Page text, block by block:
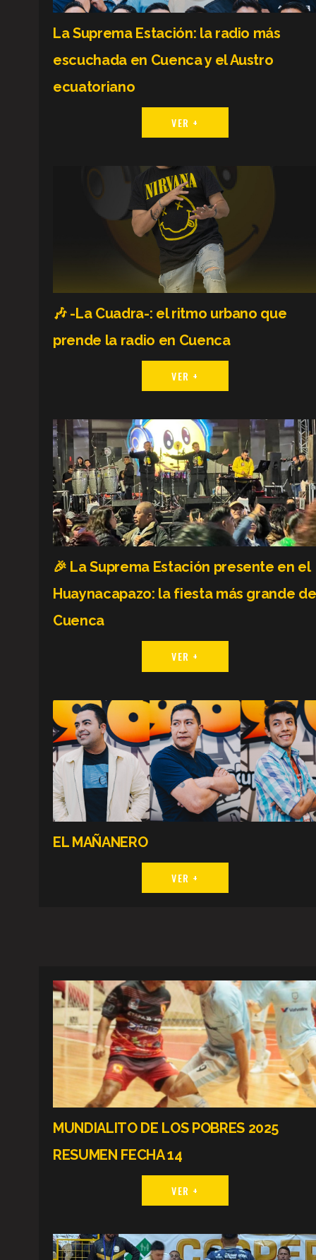
La Suprema Estación: la radio más
escuchada en Cuenca y el Austro
ecuatoriano
VER +
🎶 -La Cuadra-: el ritmo urbano que
prende la radio en Cuenca
VER +
🎉 La Suprema Estación presente en el
Huaynacapazo: la fiesta más grande de
Cuenca
VER +
EL MAÑANERO
VER +
MUNDIALITO DE LOS POBRES 2025
RESUMEN FECHA 14
VER +